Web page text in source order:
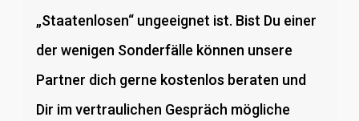
„Staatenlosen“ ungeeignet ist. Bist Du einer
der wenigen Sonderfälle können unsere
Partner dich gerne kostenlos beraten und
Dir im vertraulichen Gespräch mögliche